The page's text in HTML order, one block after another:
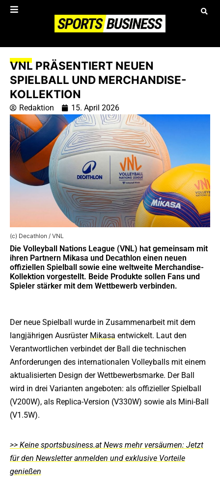
VNL PRÄSENTIERT NEUEN
SPIELBALL UND MERCHANDISE-
KOLLEKTION
Redaktion 15. April 2026
(c) Decathlon / VNL
Die Volleyball Nations League (VNL) hat gemeinsam mit
ihren Partnern Mikasa und Decathlon einen neuen
offiziellen Spielball sowie eine weltweite Merchandise-
Kollektion vorgestellt. Beide Produkte sollen Fans und
Spieler stärker mit dem Wettbewerb verbinden.
Der neue Spielball wurde in Zusammenarbeit mit dem
langjährigen Ausrüster Mikasa entwickelt. Laut den
Verantwortlichen verbindet der Ball die technischen
Anforderungen des internationalen Volleyballs mit einem
aktualisierten Design der Wettbewerbsmarke. Der Ball
wird in drei Varianten angeboten: als offizieller Spielball
(V200W), als Replica-Version (V330W) sowie als Mini-Ball
(V1.5W).
>> Keine sportsbusiness.at News mehr versäumen: Jetzt
für den Newsletter anmelden und exklusive Vorteile
genießen